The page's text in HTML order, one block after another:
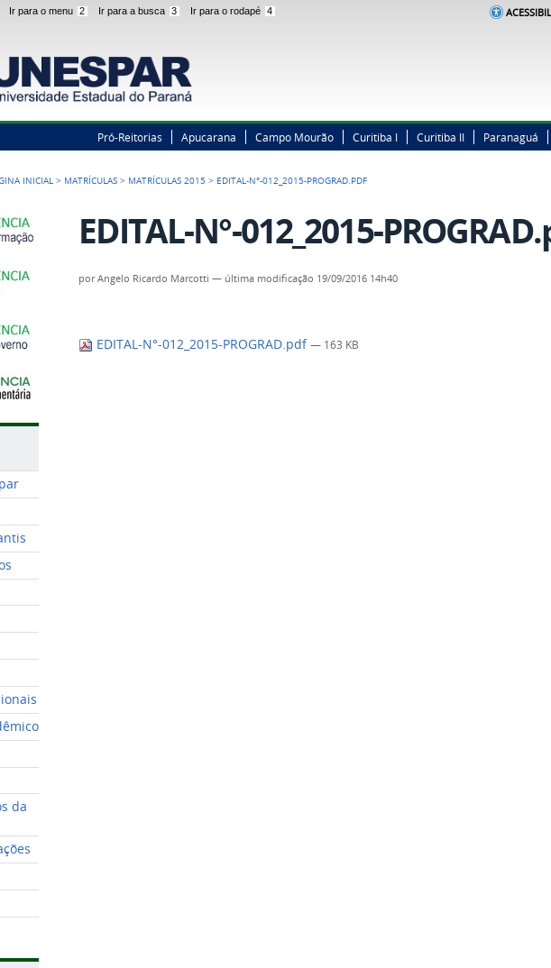
Ir para o menu 2 Ir para a busca 3 Ir para o rodapé 4
Pró-Reitorias Apucarana Campo Mourão Curitiba I Curitiba II Paranaguá
INICIAL > MATRÍCULAS > MATRÍCULAS 2015 > EDITAL-N°-012_2015-PROGRAD.PDF
da
EDITAL-N°-012_2015-
porAngelo Ricardo Marcotti — última modificação 19/09/2016 14h40
EDITAL-N°-012_2015-PROGRAD.pdf— 163 KB